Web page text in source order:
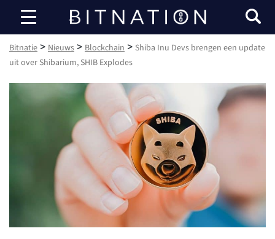
Bitnatie
Bitnatie > Nieuws > Blockchain > Shiba Inu Devs brengen een update
uit over Shibarium, SHIB Explodes